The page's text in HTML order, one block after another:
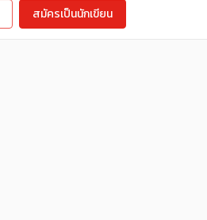
สมัครเป็นนักเขียน